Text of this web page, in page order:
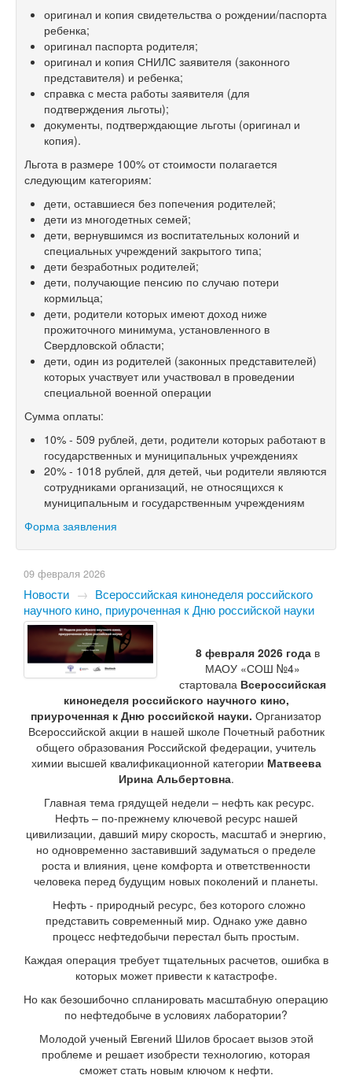
оригинал и копия свидетельства о рождении/паспорта
ребенка;
оригинал паспорта родителя;
оригинал и копия СНИЛС заявителя (законного
представителя) и ребенка;
справка с места работы заявителя (для
подтверждения льготы);
документы, подтверждающие льготы (оригинал и
копия).
Льгота в размере 100% от стоимости полагается
следующим категориям:
дети, оставшиеся без попечения родителей;
дети из многодетных семей;
дети, вернувшимся из воспитательных колоний и
специальных учреждений закрытого типа;
дети безработных родителей;
дети, получающие пенсию по случаю потери
кормильца;
дети, родители которых имеют доход ниже
прожиточного минимума, установленного в
Свердловской области;
дети, один из родителей (законных представителей)
которых участвует или участвовал в проведении
специальной военной операции
Сумма оплаты:
10% - 509 рублей, дети, родители которых работают в
государственных и муниципальных учреждениях
20% - 1018 рублей, для детей, чьи родители являются
сотрудниками организаций, не относящихся к
муниципальным и государственным учреждениям
Форма заявления
09 февраля 2026
Новости → Всероссийская кинонеделя российского
научного кино, приуроченная к Дню российской науки
8 февраля 2026 годав
МАОУ «СОШ №4»
стартовала Всероссийская
кинонеделя российского научного кино,
приуроченная к Дню российской науки. Организатор
Всероссийской акции в нашей школе Почетный работник
общего образования Российской федерации, учитель
химии высшей квалификационной категории Матвеева
Ирина Альбертовна.
Главная тема грядущей недели – нефть как ресурс.
Нефть – по-прежнему ключевой ресурс нашей
цивилизации, давший миру скорость, масштаб и энергию,
но одновременно заставивший задуматься о пределе
роста и влияния, цене комфорта и ответственности
человека перед будущим новых поколений и планеты.
Нефть - природный ресурс, без которого сложно
представить современный мир. Однако уже давно
процесс нефтедобычи перестал быть простым.
Каждая операция требует тщательных расчетов, ошибка в
которых может привести к катастрофе.
Но как безошибочно спланировать масштабную операцию
по нефтедобыче в условиях лаборатории?
Молодой ученый Евгений Шилов бросает вызов этой
проблеме и решает изобрести технологию, которая
сможет стать новым ключом к нефти.